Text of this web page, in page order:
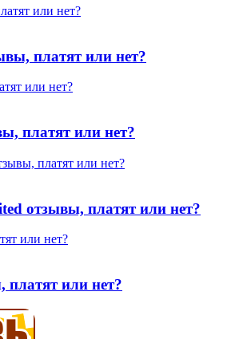
или нет?
платят или нет?
или нет?
платят или нет?
платят или нет?
отзывы, платят или нет?
или нет?
платят или нет?